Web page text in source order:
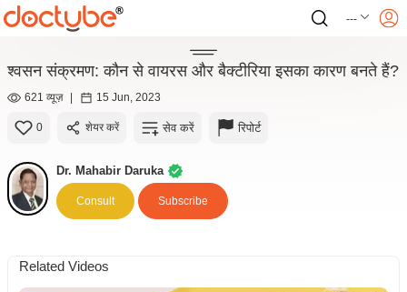
---
श्वसन संक्रमण: कौन से वायरस और बैक्टीरिया इसका कारण बनते हैं?
621 व्यूज़ | 15 Jun, 2023
0 शेयर करें सेव करें रिपोर्ट
Dr. Mahabir Daruka
Consult Subscribe
Related Videos